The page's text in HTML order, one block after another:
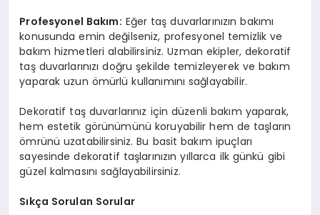
Profesyonel Bakım: Eğer taş duvarlarınızın bakımı
konusunda emin değilseniz, profesyonel temizlik ve
bakım hizmetleri alabilirsiniz. Uzman ekipler, dekoratif
taş duvarlarınızı doğru şekilde temizleyerek ve bakım
yaparak uzun ömürlü kullanımını sağlayabilir.
Dekoratif taş duvarlarınız için düzenli bakım yaparak,
hem estetik görünümünü koruyabilir hem de taşların
ömrünü uzatabilirsiniz. Bu basit bakım ipuçları
sayesinde dekoratif taşlarınızın yıllarca ilk günkü gibi
güzel kalmasını sağlayabilirsiniz.
Sıkça Sorulan Sorular